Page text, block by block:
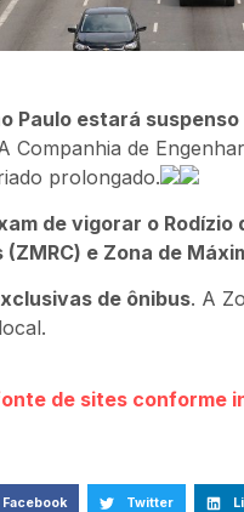
Paulo estará
Companhia de
prolongado.
de vigorar o Rodízio
e Zona de
de ônibus. A
de sites conforme
Facebook Twitter